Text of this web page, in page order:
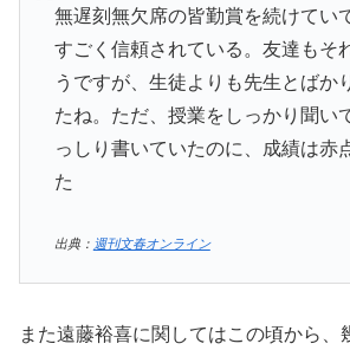
無遅刻無欠席の皆勤賞を続けてい
すごく信頼されている。友達もそ
うですが、生徒よりも先生とばか
たね。ただ、授業をしっかり聞い
っしり書いていたのに、成績は赤
た
出典： 週刊文春オンライン
また遠藤裕喜に関してはこの頃から、